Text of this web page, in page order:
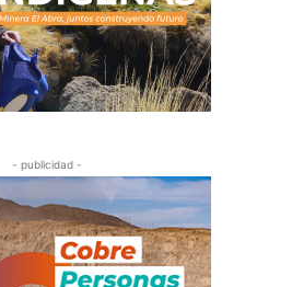
- publicidad -